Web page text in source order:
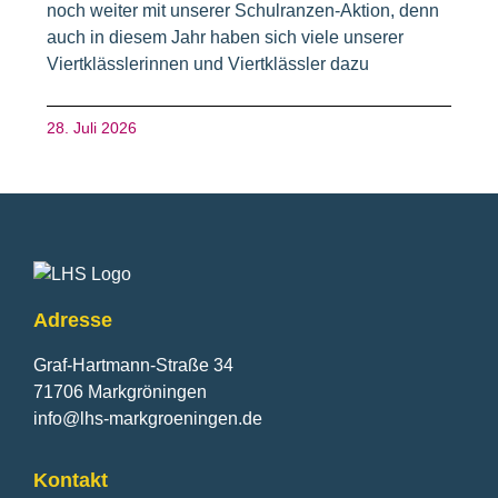
noch weiter mit unserer Schulranzen-Aktion, denn
auch in diesem Jahr haben sich viele unserer
Viertklässlerinnen und Viertklässler dazu
28. Juli 2026
Fusszeile
Adresse
Graf-Hartmann-Straße 34
71706 Markgröningen
info@lhs-markgroeningen.de
Kontakt